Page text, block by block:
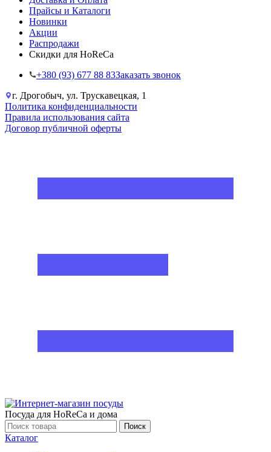
Прайсы и Каталоги
Новинки
Акции
Распродажи
Скидки для HoReCa
+38‎0 (93) 677 88 83Заказать звонок
г. Дрогобыч, ул. Трускавецкая, 1
Политика конфиденциальности
Правила использования сайта
Договор публичной оферты
Посуда для HoReCa и дома
Поиск
Каталог